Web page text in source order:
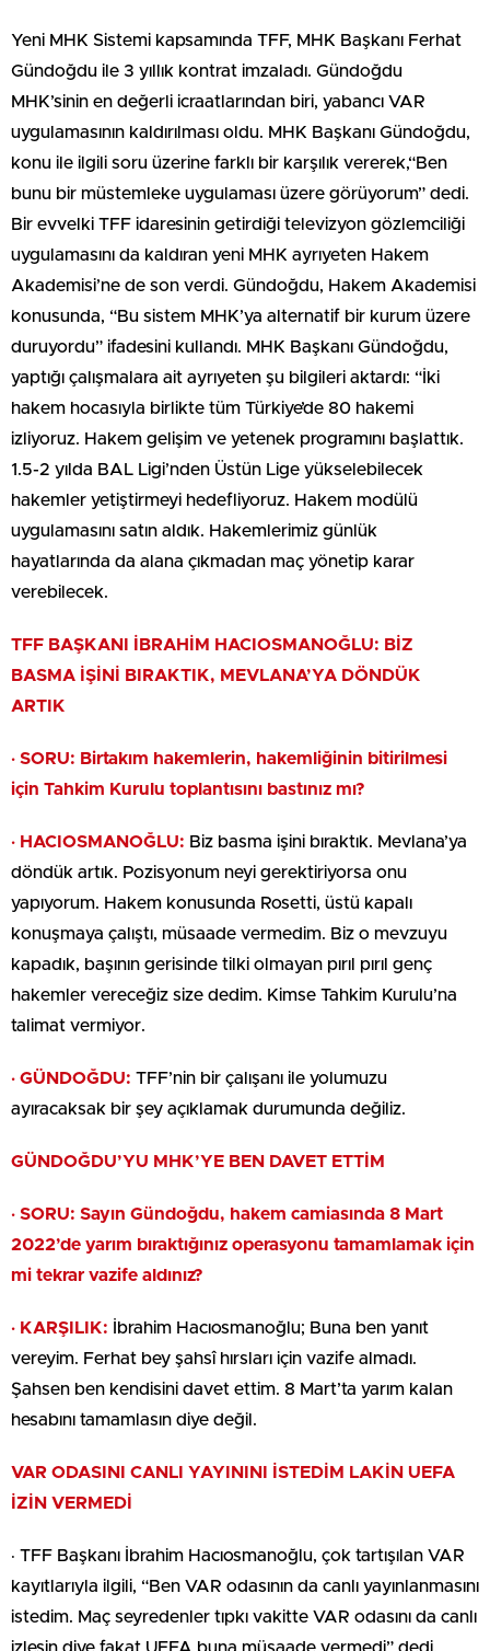
Yeni MHK Sistemi kapsamında TFF, MHK Başkanı Ferhat
Gündoğdu ile 3 yıllık kontrat imzaladı. Gündoğdu
MHK’sinin en değerli icraatlarından biri, yabancı VAR
uygulamasının kaldırılması oldu. MHK Başkanı Gündoğdu,
konu ile ilgili soru üzerine farklı bir karşılık vererek,“Ben
bunu bir müstemleke uygulaması üzere görüyorum” dedi.
Bir evvelki TFF idaresinin getirdiği televizyon gözlemciliği
uygulamasını da kaldıran yeni MHK ayrıyeten Hakem
Akademisi’ne de son verdi. Gündoğdu, Hakem Akademisi
konusunda, “Bu sistem MHK’ya alternatif bir kurum üzere
duruyordu” ifadesini kullandı. MHK Başkanı Gündoğdu,
yaptığı çalışmalara ait ayrıyeten şu bilgileri aktardı: “İki
hakem hocasıyla birlikte tüm Türkiye’de 80 hakemi
izliyoruz. Hakem gelişim ve yetenek programını başlattık.
1.5-2 yılda BAL Ligi’nden Üstün Lige yükselebilecek
hakemler yetiştirmeyi hedefliyoruz. Hakem modülü
uygulamasını satın aldık. Hakemlerimiz günlük
hayatlarında da alana çıkmadan maç yönetip karar
verebilecek.
TFF BAŞKANI İBRAHİM HACIOSMANOĞLU: BİZ
BASMA İŞİNİ BIRAKTIK, MEVLANA’YA DÖNDÜK
ARTIK
· SORU: Birtakım hakemlerin, hakemliğinin bitirilmesi
için Tahkim Kurulu toplantısını bastınız mı?
· HACIOSMANOĞLU: Biz basma işini bıraktık. Mevlana’ya
döndük artık. Pozisyonum neyi gerektiriyorsa onu
yapıyorum. Hakem konusunda Rosetti, üstü kapalı
konuşmaya çalıştı, müsaade vermedim. Biz o mevzuyu
kapadık, başının gerisinde tilki olmayan pırıl pırıl genç
hakemler vereceğiz size dedim. Kimse Tahkim Kurulu’na
talimat vermiyor.
· GÜNDOĞDU: TFF’nin bir çalışanı ile yolumuzu
ayıracaksak bir şey açıklamak durumunda değiliz.
GÜNDOĞDU’YU MHK’YE BEN DAVET ETTİM
· SORU: Sayın Gündoğdu, hakem camiasında 8 Mart
2022’de yarım bıraktığınız operasyonu tamamlamak için
mi tekrar vazife aldınız?
· KARŞILIK: İbrahim Hacıosmanoğlu; Buna ben yanıt
vereyim. Ferhat bey şahsî hırsları için vazife almadı.
Şahsen ben kendisini davet ettim. 8 Mart’ta yarım kalan
hesabını tamamlasın diye değil.
VAR ODASINI CANLI YAYININI İSTEDİM LAKİN UEFA
İZİN VERMEDİ
· TFF Başkanı İbrahim Hacıosmanoğlu, çok tartışılan VAR
kayıtlarıyla ilgili, “Ben VAR odasının da canlı yayınlanmasını
istedim. Maç seyredenler tıpkı vakitte VAR odasını da canlı